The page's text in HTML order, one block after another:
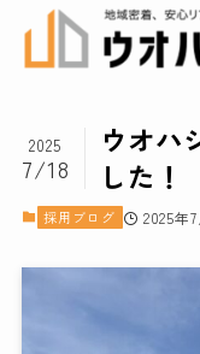
ウオハ
した！
2025
7/18
採用ブログ 2025年